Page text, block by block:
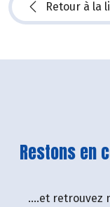
Retour à la
Restons en
....et retrouvez